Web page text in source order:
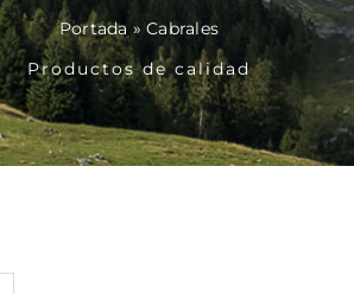
Portada »Cabrales
Productos de calidad